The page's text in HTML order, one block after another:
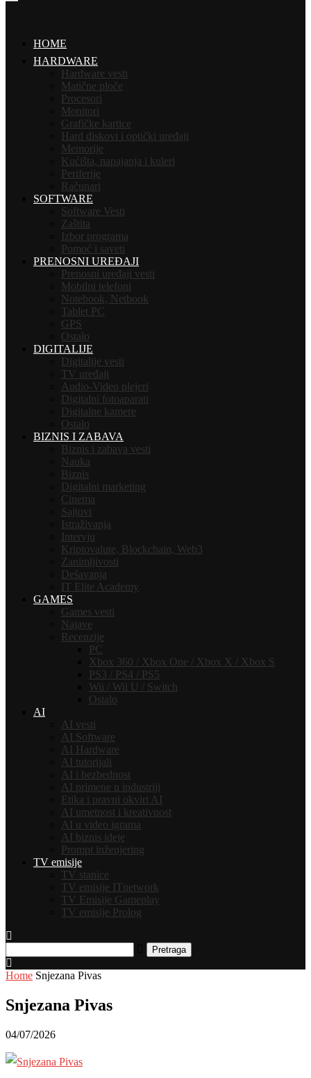
HOME
HARDWARE
Hardware vesti
Matične ploče
Procesori
Monitori
Grafičke kartice
Hard diskovi i optički uređaji
Memorije
Kućišta, napajanja i kuleri
Periferije
Računari
SOFTWARE
Software Vesti
Zaštita
Izbor programa
Pomoć i saveti
PRENOSNI UREĐAJI
Prenosni uređaji vesti
Mobilni telefoni
Notebook, Netbook
Tablet PC
GPS
Ostalo
DIGITALIJE
Digitalije vesti
TV uređaji
Audio-Video plejeri
Digitalni fotoaparati
Digitalne kamere
Ostalo
BIZNIS I ZABAVA
Biznis i zabava vesti
Nauka
Biznis
Digitalni marketing
Cinema
Sajtovi
Istraživanja
Intervju
Kriptovalute, Blockchain, Web3
Zanimljivosti
Dešavanja
IT Elite Academy
GAMES
Games vesti
Najave
Recenzije
PC
Xbox 360 / Xbox One / Xbox X / Xbox S
PS3 / PS4 / PS5
Wii / Wii U / Switch
Ostalo
AI
AI vesti
AI Software
AI Hardware
AI tutorijali
AI i bezbednost
AI primene u industriji
Etika i pravni okviri AI
AI umetnost i kreativnost
AI u video igrama
AI biznis ideje
Prompt inženjering
TV emisije
TV stanice
TV emisije ITnetwork
TV Emisije Gameplay
TV emisije Prolog
Pretraga
Home Snjezana Pivas
Snjezana Pivas
04/07/2026